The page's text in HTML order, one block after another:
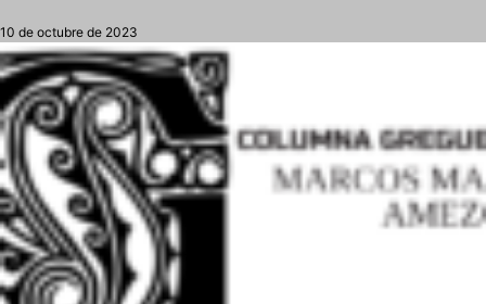
10 de octubre de 2023